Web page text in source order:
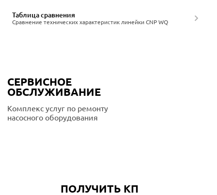
Сравнение технических характеристик линейки CNP WQ
Таблица сравнения
СЕРВИСНОЕ
ОБСЛУЖИВАНИЕ
Комплекс услуг по ремонту
насосного оборудования
ПОЛУЧИТЬ КП